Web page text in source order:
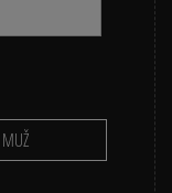
MUŽ